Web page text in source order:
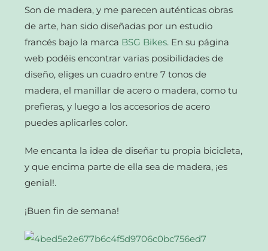
Son de madera, y me parecen auténticas obras
de arte, han sido diseñadas por un estudio
francés bajo la marca BSG Bikes. En su página
web podéis encontrar varias posibilidades de
diseño, eliges un cuadro entre 7 tonos de
madera, el manillar de acero o madera, como tu
prefieras, y luego a los accesorios de acero
puedes aplicarles color.
Me encanta la idea de diseñar tu propia bicicleta,
y que encima parte de ella sea de madera, ¡es
genial!.
¡Buen fin de semana!